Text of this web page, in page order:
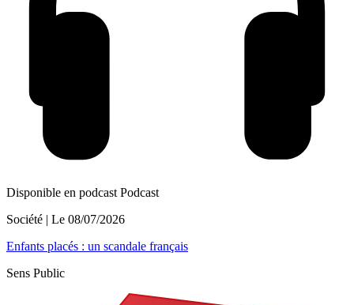
Disponible en podcast Podcast
Société | Le 08/07/2026
Enfants placés : un scandale français
Sens Public